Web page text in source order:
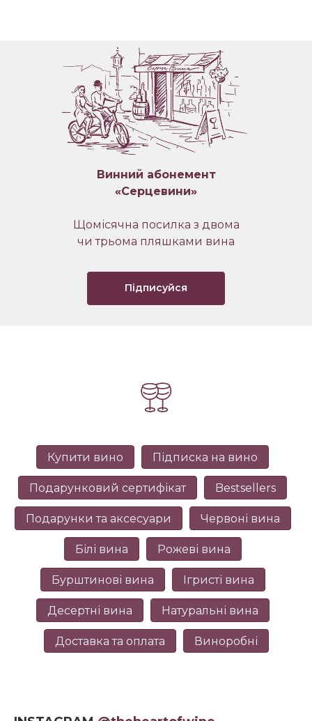
Винний абонемент
«Серцевини»
Щомісячна посилка з двома
чи трьома пляшками вина
Підписуйся
Купити вино Підписка на вино
Подарунковий сертифікат Bestsellers
Подарунки та аксесуари Червоні вина
Білі вина Рожеві вина
Бурштинові вина Ігристі вина
Десертні вина Натуральні вина
Доставка та оплата Виноробні